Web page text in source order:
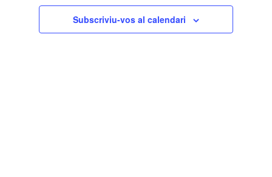
Subscriviu-vos al calendari